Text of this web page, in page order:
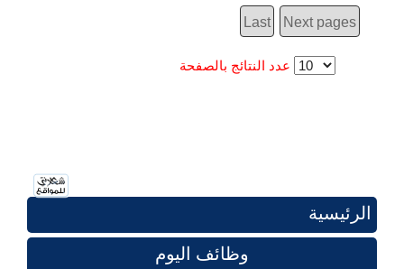
Next pages
Last
عدد النتائج بالصفحة
الرئيسية
وظائف اليوم